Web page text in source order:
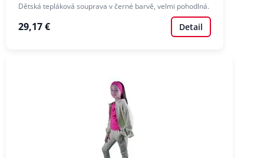
Dětská tepláková souprava v černé barvě, velmi pohodlná.
29,17 € Detail